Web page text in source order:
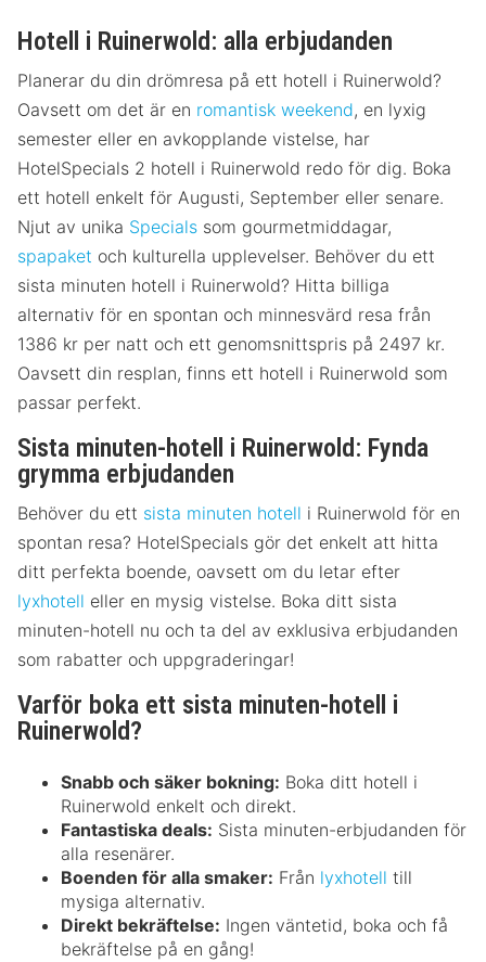
Hotell i Ruinerwold: alla erbjudanden
Planerar du din drömresa på ett hotell i Ruinerwold?
Oavsett om det är en romantisk weekend, en lyxig
semester eller en avkopplande vistelse, har
HotelSpecials 2 hotell i Ruinerwold redo för dig. Boka
ett hotell enkelt för Augusti, September eller senare.
Njut av unika Specials som gourmetmiddagar,
spapaket och kulturella upplevelser. Behöver du ett
sista minuten hotell i Ruinerwold? Hitta billiga
alternativ för en spontan och minnesvärd resa från
1386 kr per natt och ett genomsnittspris på 2497 kr.
Oavsett din resplan, finns ett hotell i Ruinerwold som
passar perfekt.
Sista minuten-hotell i Ruinerwold: Fynda
grymma erbjudanden
Behöver du ett sista minuten hotell i Ruinerwold för en
spontan resa? HotelSpecials gör det enkelt att hitta
ditt perfekta boende, oavsett om du letar efter
lyxhotell eller en mysig vistelse. Boka ditt sista
minuten-hotell nu och ta del av exklusiva erbjudanden
som rabatter och uppgraderingar!
Varför boka ett sista minuten-hotell i
Ruinerwold?
Snabb och säker bokning: Boka ditt hotell i
Ruinerwold enkelt och direkt.
Fantastiska deals: Sista minuten-erbjudanden för
alla resenärer.
Boenden för alla smaker: Från lyxhotell till
mysiga alternativ.
Direkt bekräftelse: Ingen väntetid, boka och få
bekräftelse på en gång!